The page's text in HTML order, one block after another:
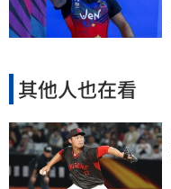
其他人也在看